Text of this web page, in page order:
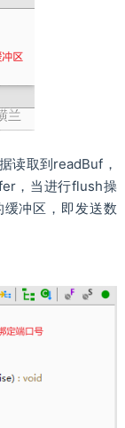
读取到readBuf，
，当进行flush操
冲区，即发送数